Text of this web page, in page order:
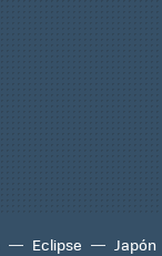
Eclipse Japón